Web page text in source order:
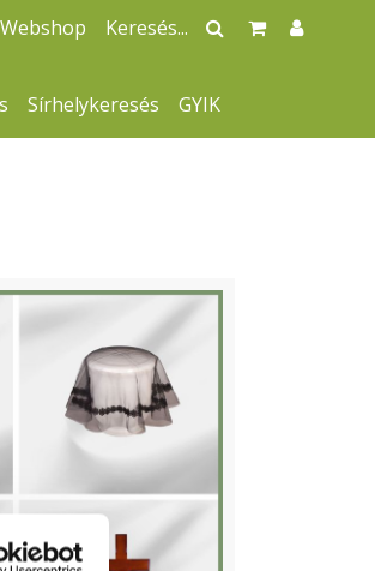
Sírhelykeresés GYIK
Webshop